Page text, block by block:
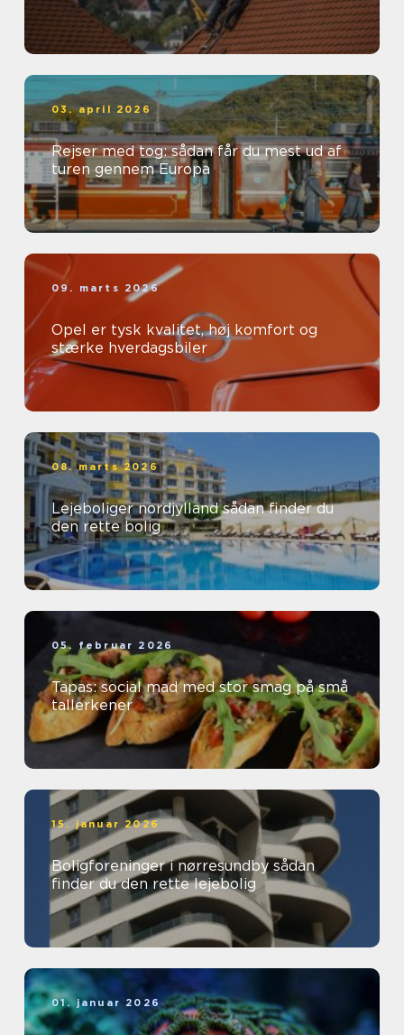
03. april 2026
Rejser med tog: sådan får du mest ud af
turen gennem Europa
09. marts 2026
Opel er tysk kvalitet, høj komfort og
stærke hverdagsbiler
08. marts 2026
Lejeboliger nordjylland sådan finder du
den rette bolig
05. februar 2026
Tapas: social mad med stor smag på små
tallerkener
15. januar 2026
Boligforeninger i nørresundby sådan
finder du den rette lejebolig
01. januar 2026